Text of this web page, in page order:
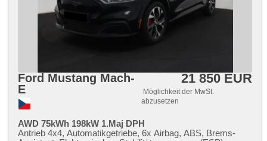
Reifendrucksensor, Abnutzungssensor des Bremsbelages,
Vorderlichter LED, Heck LED Leuchte, Start-Stop System,
USB, Autoradio, Außenthermometer, beheizte Spiegel,
beheizte Frontscheibe, Teilbare Rücksitzbank,
Heckscheibenwischer, Getönte Scheiben,
Ford Mustang Mach-
E
21 850 EUR
Möglichkeit der MwSt.
abzusetzen
AWD 75kWh 198kW 1.Maj DPH
Antrieb 4x4, Automatikgetriebe, 6x Airbag, ABS, Brems-